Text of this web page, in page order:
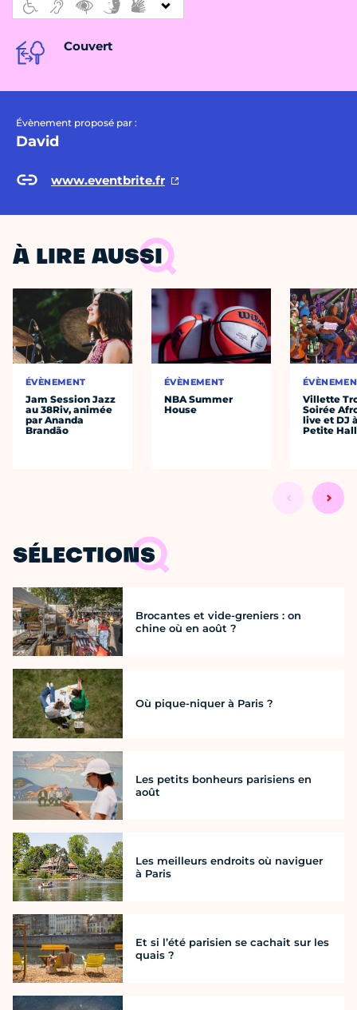
Couvert
Évènement proposé par :
David
www.eventbrite.fr
À LIRE AUSSI
ÉVÈNEMENT
Jam Session Jazz
au 38Riv, animée
par Ananda
Brandão
ÉVÈNEMENT
NBA Summer
House
Villette
Soirée
live et DJ
Petite
SÉLECTIONS
Brocantes et vide-greniers : on
chine où en août ?
Où pique-niquer à Paris ?
Les petits bonheurs parisiens en
août
Les meilleurs endroits où naviguer
à Paris
Et si l’été parisien se cachait sur les
quais ?